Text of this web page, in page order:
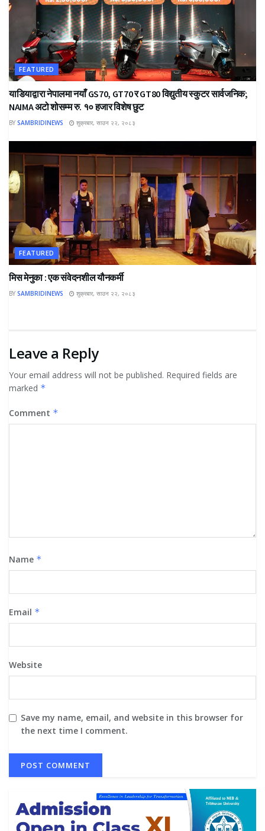
FEATURED
याडियाद्वारा नेपालमा नयाँ GS70, GT70 र GT80 विद्युतीय स्कुटर सार्वजनिक;
NAIMA अटो शोसम्म रु. १० हजार विशेष छुट
BY SAMBRIDINEWS शुक्रबार, साउन २२, २०८३
FEATURED
मिस मेनुका : एक संवेदनशील यौनकर्मी
BY SAMBRIDINEWS शुक्रबार, साउन २२, २०८३
Leave a Reply
Your email address will not be published. Required fields are
marked *
Comment *
Name *
Email *
Website
Save my name, email, and website in this browser for
the next time I comment.